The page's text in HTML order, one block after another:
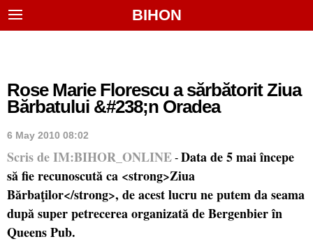
BIHON
Rose Marie Florescu a sărbătorit Ziua
Bărbatului &#238;n Oradea
6 May 2010 08:02
Scris de IM:BIHOR_ONLINE - Data de 5 mai începe
să fie recunoscută ca <strong>Ziua
Bărbaţilor</strong>, de acest lucru ne putem da seama
după super petrecerea organizată de Bergenbier în
Queens Pub.